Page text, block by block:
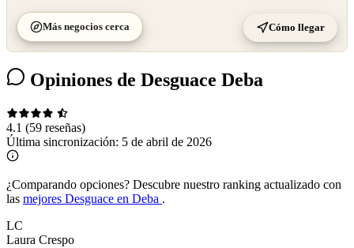
Más negocios cerca Cómo llegar
Opiniones de Desguace Deba
4.1 (59 reseñas)
Última sincronización: 5 de abril de 2026
¿Comparando opciones? Descubre nuestro ranking actualizado con
las mejores Desguace en Deba .
LC
Laura Crespo